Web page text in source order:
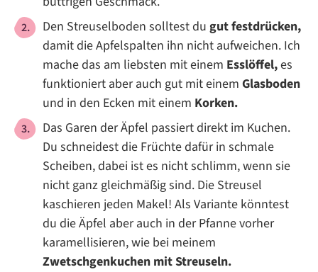
Den Streuselboden solltest du gut festdrücken,
damit die Apfelspalten ihn nicht aufweichen. Ich
mache das am liebsten mit einem Esslöffel,es
funktioniert aber auch gut mit einem Glasboden
und in den Ecken mit einem Korken.
Das Garen der Äpfel passiert direkt im Kuchen.
Du schneidest die Früchte dafür in schmale
Scheiben, dabei ist es nicht schlimm, wenn sie
nicht ganz gleichmäßig sind. Die Streusel
kaschieren jeden Makel! Als Variante könntest
du die Äpfel aber auch in der Pfanne vorher
karamellisieren, wie bei meinem
Zwetschgenkuchen mit Streuseln.